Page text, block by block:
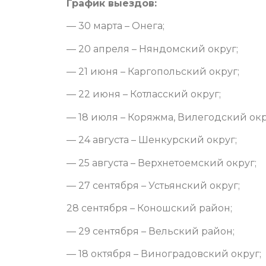
График выездов:
— 30 марта – Онега;
— 20 апреля – Няндомский округ;
— 21 июня – Каргопольский округ;
— 22 июня – Котласский округ;
— 18 июля – Коряжма, Вилегодский
— 24 августа – Шенкурский округ;
— 25 августа – Верхнетоемский округ;
— 27 сентября – Устьянский округ;
28 сентября – Коношский район;
— 29 сентября – Вельский район;
— 18 октября – Виноградовский округ;